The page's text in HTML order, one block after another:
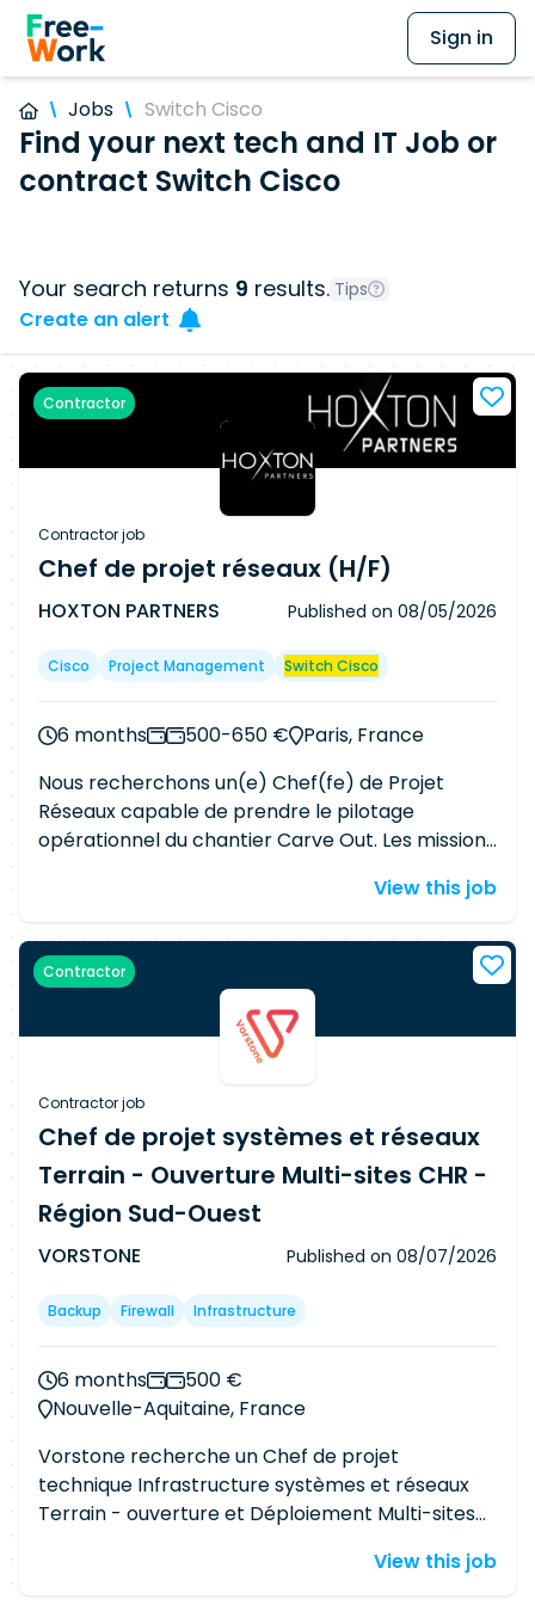
Sign in
Jobs Switch Cisco
Find your next tech and IT Job or
contract Switch Cisco
Your search returns 9 results. Tips
Create an alert
Contractor
Contractor job
Chef de projet réseaux (H/F)
HOXTON PARTNERS Published on 08/05/2026
Cisco Project Management Switch Cisco
6 months 500-650 €
Paris, France
Nous recherchons un(e) Chef(fe) de Projet
Réseaux capable de prendre le pilotage
opérationnel du chantier Carve Out. Les missions
reprise et de migration des infrastructures
bascules. Coordonner les différents acteurs
Assurer l'interface entre équipes internes,
prestataires, ingénieurs réseau et interlocuteurs
locaux. Cadrer et challenger les solutions
techniques Analyser les architectures
existantes, identifier les points durs et challenger
les évolutions ou changements proposés.
Planifier et sécuriser les bascules Construire et
suivre la roadmap, organiser les ateliers, tests,
recettes et jalons GO/NO GO, tout en anticipant
les éventuelles collisions avec les autres projets.
Assurer le suivi et le reporting Garantir la qualité
des livrables, suivre les risques et incidents,
produire les reportings et remonter les alertes
auprès des responsables concernés.
View this job
Contractor
Contractor job
Chef de projet systèmes et réseaux
Terrain - Ouverture Multi-sites CHR -
Région Sud-Ouest
VORSTONE Published on 08/07/2026
Backup Firewall Infrastructure
6 months
500 €
Nouvelle-Aquitaine, France
Vorstone recherche un Chef de projet
technique Infrastructure systèmes et réseaux
Terrain - ouverture et Déploiement Multi-sites
Périmètre : Région Sud Ouest / Bordeaux (~200
View this job